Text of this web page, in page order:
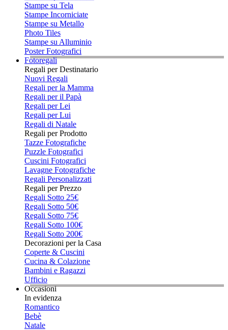
Stampe su Tela
Stampe Incorniciate
Stampe su Metallo
Photo Tiles
Stampe su Alluminio
Poster Fotografici
Fotoregali
Regali per Destinatario
Nuovi Regali
Regali per la Mamma
Regali per il Papà
Regali per Lei
Regali per Lui
Regali di Natale
Regali per Prodotto
Tazze Fotografiche
Puzzle Fotografici
Cuscini Fotografici
Lavagne Fotografiche
Regali Personalizzati
Regali per Prezzo
Regali Sotto 25€
Regali Sotto 50€
Regali Sotto 75€
Regali Sotto 100€
Regali Sotto 200€
Decorazioni per la Casa
Coperte & Cuscini
Cucina & Colazione
Bambini e Ragazzi
Ufficio
Occasioni
In evidenza
Romantico
Bebè
Natale